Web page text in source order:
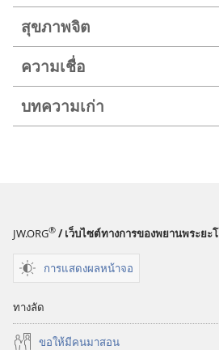
สุขภาพจิต
ความเชื่อ
บทความเก่า
JW.ORG® / เว็บไซต์ทางการของพยานพระยะ
การแสดงผลหน้าจอ
ทางลัด
ขอ​ให้​มี​คน​มา​สอน